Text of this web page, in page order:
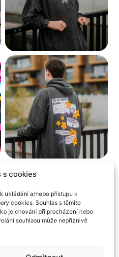
s cookies
ukládání a/nebo přístupu k
cookies. Souhlas s těmito
je chování při procházení nebo
souhlasu může nepříznivě